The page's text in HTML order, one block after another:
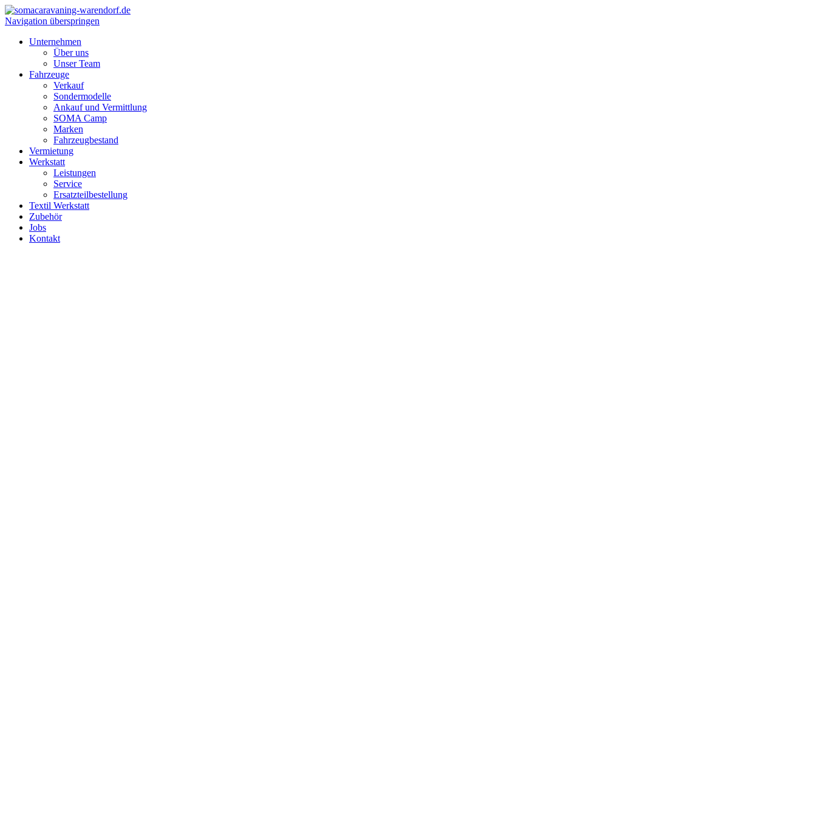
Navigation überspringen
Unternehmen
Über uns
Unser Team
Fahrzeuge
Verkauf
Sondermodelle
Ankauf und Vermittlung
SOMA Camp
Marken
Fahrzeugbestand
Vermietung
Werkstatt
Leistungen
Service
Ersatzteilbestellung
Textil Werkstatt
Zubehör
Jobs
Kontakt